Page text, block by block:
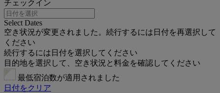
チェックイン
Select Dates
空き状況が変更されました。続行するには日付を再選択して
ください
続行するには日付を選択してください
目的地を選択して、空き状況と料金を確認してください
最低宿泊数が適用されました
日付をクリア